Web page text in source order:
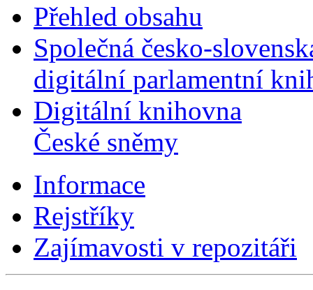
Přehled obsahu
Společná česko-
digitální parlamentní
Digitální knihovna
České sněmy
Informace
Rejstříky
Zajímavosti v repozitáři